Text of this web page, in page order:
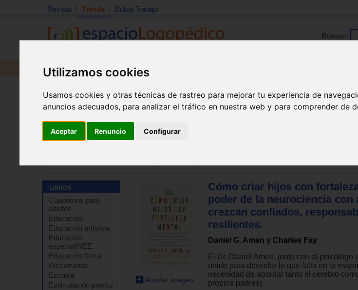
Utilizamos cookies
Usamos cookies y otras técnicas de rastreo para mejorar tu experiencia de
anuncios adecuados, para analizar el tráfico en nuestra web y para comprender de
Aceptar Renuncio Configurar
Revista Tienda Bolsa Trabajo
Buscar:
Revista Libros Material
Cuadernos para
adultos
Educación
Educación artística
Educación
especial/NEE
Educación física
Diccionarios
Escuela
Estimulación precoz
Ampliar imagen
Cómo criar hijos con
poder de la neurociencia
crezcan confiados,
resilientes.
Daniel G. Amen y Charles Fay
El Dr. Daniel Amen, junto con el psicólogo
unido para desvelar lo que falta en la
necesidad de abordar tanto el cerebro
propios padres).